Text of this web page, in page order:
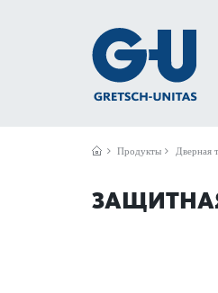
Продукты Дверная